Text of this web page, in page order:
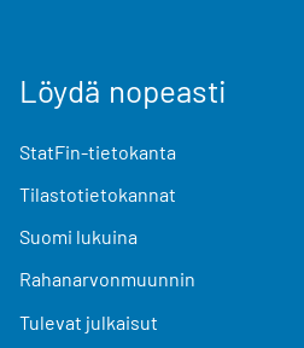
Löydä nopeasti
StatFin-tietokanta
Tilastotietokannat
Suomi lukuina
Rahanarvonmuunnin
Tulevat julkaisut